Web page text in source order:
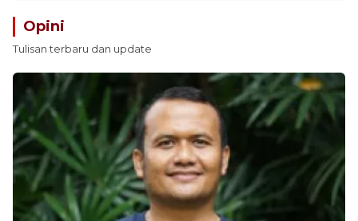
Opini
Tulisan terbaru dan update